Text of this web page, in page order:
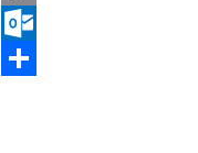
Copy
Link
Outlook.com